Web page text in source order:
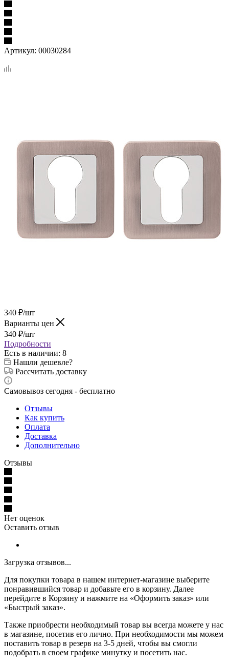
Артикул: 00030284
340 ₽/шт
Варианты цен
340 ₽/шт
Подробности
Есть в наличии: 8
Нашли дешевле?
Рассчитать доставку
Самовывоз сегодня - бесплатно
Отзывы
Как купить
Оплата
Доставка
Дополнительно
Отзывы
Нет оценок
Оставить отзыв
Загрузка отзывов...
Для покупки товара в нашем интернет-магазине выберите
понравившийся товар и добавьте его в корзину. Далее
перейдите в Корзину и нажмите на «Оформить заказ» или
«Быстрый заказ».
Также приобрести необходимый товар вы всегда можете у нас
в магазине, посетив его лично. При необходимости мы можем
поставить товар в резерв на 3-5 дней, чтобы вы смогли
подобрать в своем графике минутку и посетить нас.